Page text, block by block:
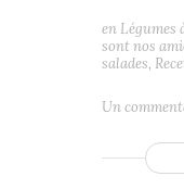
en Légumes
sont nos
salades,
Un